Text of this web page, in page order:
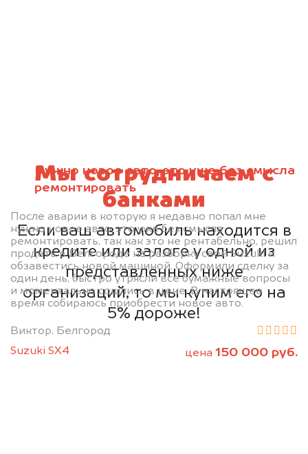
Нужно новое авто, это уже без смысла
ремонтировать
После аварии в которую я недавно попал мне
нужно новое авто, это уже без смысла
ремонтировать, так как это не рентабельно, решил
продать в Белгороде на разборку свой Suzuki и
обзавестись новой машиной. Оформили сделку за
один день, быстро утрясли все бумажные вопросы
и моментально сошлись в цене. В настоящее
время собираюсь приобрести новое авто.
Виктор, Белгород
Suzuki SX4
цена 150 000 руб.
Мы сотрудничаем с
банками
Если ваш автомобиль находится в
кредите или залоге у одной из
представленных ниже
организаций, то мы купим его на
5% дороже!